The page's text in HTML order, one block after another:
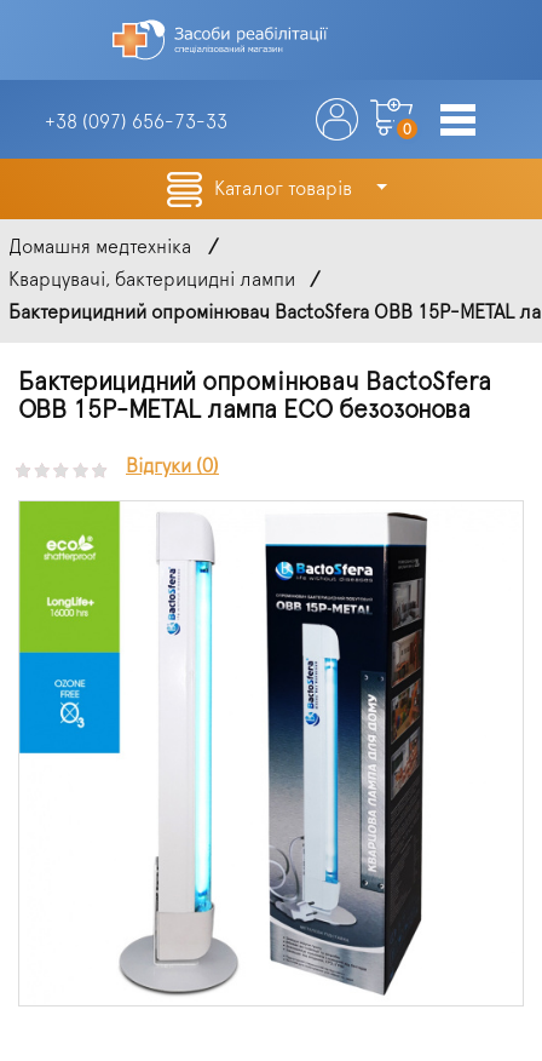
+38 (097) 656-73-33 0
Каталог товарів
Домашня медтехніка
Кварцувачі, бактерицидні лампи
Бактерицидний опромінювач BactoSfera OBB 15P-METAL
Бактерицидний опромінювач BactoSfera
OBB 15P-METAL лампа ECO безозонова
Відгуки (0)